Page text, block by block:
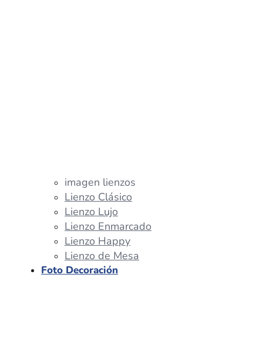
imagen lienzos
Lienzo Clásico
Lienzo Lujo
Lienzo Enmarcado
Lienzo Happy
Lienzo de Mesa
Foto Decoración